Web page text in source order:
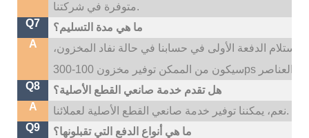
متوفرة في شركتنا.
Q7
ما هي مدة التسليم؟
A
وقت التسليم لدينا هو 35 ~ 45 يومًا بعد استلام الدفعة الأولى في حسابنا في حالة نفاد المخزون،
Q8
A
نعم، يمكننا توفير خدمة صانعي القطع الأصلية لعملائنا.
Q9
ما هي أنواع الدفع التي تقبلونها؟